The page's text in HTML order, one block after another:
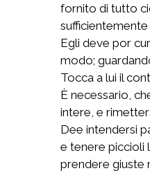
fornito di tutto
Egli deve por
modo;
Tocca a lui il
È necessario,
intere, e
Dee intendersi
e tenere piccioli
prendere giuste